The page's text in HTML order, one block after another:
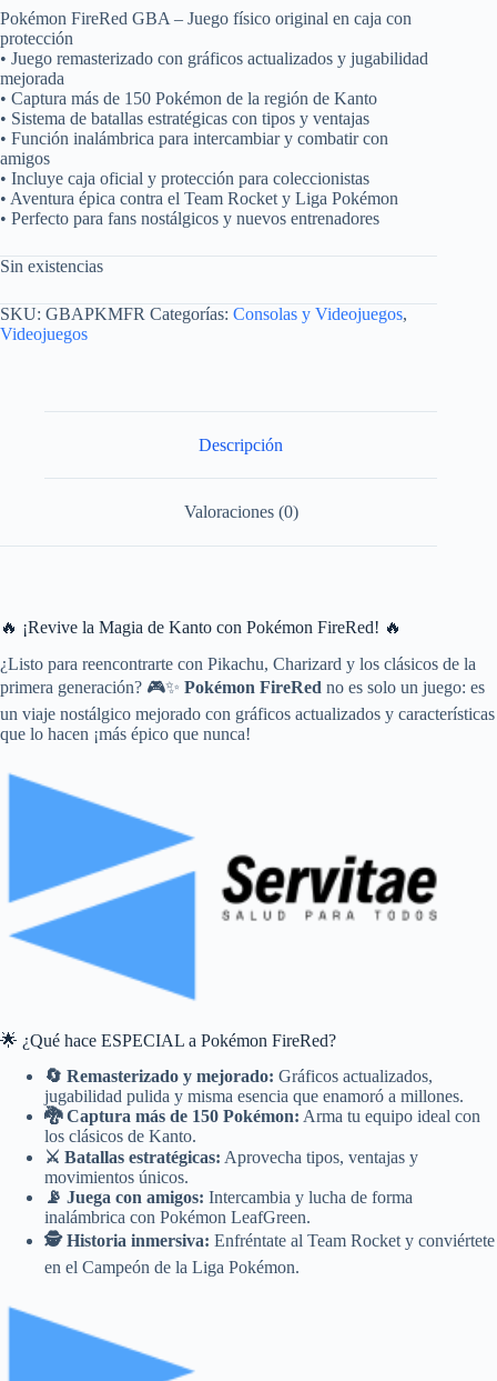
original
era:
$441.52.
actual
es:
$391.50.
Pokémon FireRed GBA – Juego físico original en caja con
protección
• Juego remasterizado con gráficos actualizados y jugabilidad
mejorada
• Captura más de 150 Pokémon de la región de Kanto
• Sistema de batallas estratégicas con tipos y ventajas
• Función inalámbrica para intercambiar y combatir con
amigos
• Incluye caja oficial y protección para coleccionistas
• Aventura épica contra el Team Rocket y Liga Pokémon
• Perfecto para fans nostálgicos y nuevos entrenadores
Sin existencias
SKU: GBAPKMFR Categorías: Consolas y Videojuegos,
Videojuegos
Descripción
Valoraciones (0)
🔥 ¡Revive la Magia de Kanto con Pokémon FireRed! 🔥
¿Listo para reencontrarte con Pikachu, Charizard y los clásicos de la
primera generación? 🎮✨ Pokémon FireRed no es solo un juego: es
un viaje nostálgico mejorado con gráficos actualizados y características
que lo hacen ¡más épico que nunca!
🌟 ¿Qué hace ESPECIAL a Pokémon FireRed?
🔄 Remasterizado y mejorado: Gráficos actualizados,
jugabilidad pulida y misma esencia que enamoró a millones.
🐉 Captura más de 150 Pokémon: Arma tu equipo ideal con
los clásicos de Kanto.
⚔️ Batallas estratégicas: Aprovecha tipos, ventajas y
movimientos únicos.
📡 Juega con amigos: Intercambia y lucha de forma
inalámbrica con Pokémon LeafGreen.
🕵️ Historia inmersiva: Enfréntate al Team Rocket y conviértete
en el Campeón de la Liga Pokémon.